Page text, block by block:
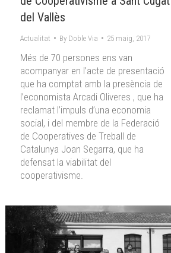
del Vallès
Actualitat By Doble Via 25 maig, 2017
Més de 70 persones ens van
acompanyar en l’acte de presentació
que ha comptat amb la presència de
l’economista Arcadi Oliveres , que ha
reclamat l’impuls d’una economia
social, i del membre de la Federació
de Cooperatives de Treball de
Catalunya Joan Segarra, que ha
defensat la viabilitat del
cooperativisme.